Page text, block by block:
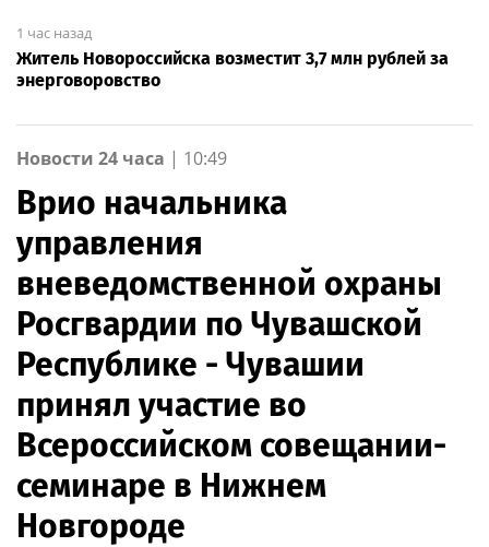
1 час назад
Житель Новороссийска возместит 3,7 млн рублей за
энерговоровство
Новости 24 часа | 10:49
Врио начальника
управления
вневедомственной охраны
Росгвардии по Чувашской
Республике - Чувашии
принял участие во
Всероссийском совещании-
семинаре в Нижнем
Новгороде